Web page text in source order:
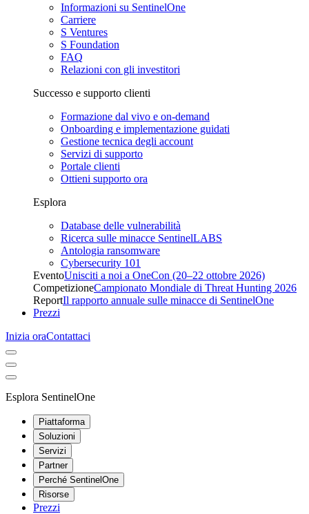
Informazioni su SentinelOne
Carriere
S Ventures
S Foundation
FAQ
Relazioni con gli investitori
Successo e supporto clienti
Formazione dal vivo e on-demand
Onboarding e implementazione guidati
Gestione tecnica degli account
Servizi di supporto
Portale clienti
Ottieni supporto ora
Esplora
Database delle vulnerabilità
Ricerca sulle minacce SentinelLABS
Antologia ransomware
Cybersecurity 101
EventoUnisciti a noi a OneCon (20–22 ottobre 2026)
CompetizioneCampionato Mondiale di Threat Hunting 2026
ReportIl rapporto annuale sulle minacce di SentinelOne
Prezzi
Inizia oraContattaci
Esplora SentinelOne
Piattaforma
Soluzioni
Servizi
Partner
Perché SentinelOne
Risorse
Prezzi